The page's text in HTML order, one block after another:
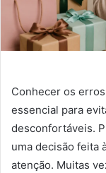
Conhecer os
essencial para
desconfortáveis.
uma decisão feita
atenção. Muitas